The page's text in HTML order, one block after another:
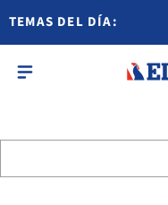
TEMAS DEL DÍA: